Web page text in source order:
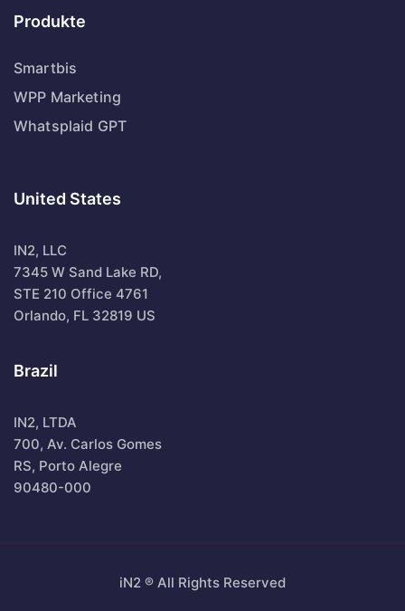
Produkte
Smartbis
WPP Marketing
Whatsplaid GPT
United States
IN2, LLC
7345 W Sand Lake RD,
STE 210 Office 4761
Orlando, FL 32819 US
Brazil
IN2, LTDA
700, Av. Carlos Gomes
RS, Porto Alegre
90480-000
iN2 ® All Rights Reserved